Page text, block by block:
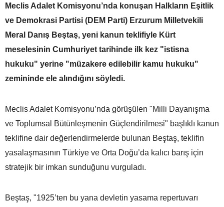
Meclis Adalet Komisyonu’nda konuşan Halkların Eşitlik
ve Demokrasi Partisi (DEM Parti) Erzurum Milletvekili
Meral Danış Beştaş, yeni kanun teklifiyle Kürt
meselesinin Cumhuriyet tarihinde ilk kez "istisna
hukuku" yerine "müzakere edilebilir kamu hukuku"
zemininde ele alındığını söyledi.
Meclis Adalet Komisyonu’nda görüşülen "Milli Dayanışma
ve Toplumsal Bütünleşmenin Güçlendirilmesi" başlıklı kanun
teklifine dair değerlendirmelerde bulunan Beştaş, teklifin
yasalaşmasının Türkiye ve Orta Doğu’da kalıcı barış için
stratejik bir imkan sunduğunu vurguladı.
Beştaş, "1925’ten bu yana devletin yasama repertuvarı